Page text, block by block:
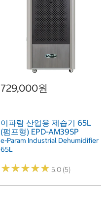
729,000원
이파람 산업용 제습기 65L
(펌프형) EPD-AM39SP
e-Param Industrial Dehumidifier
65L
★★★★★
★★★★★ 5.0 (5)